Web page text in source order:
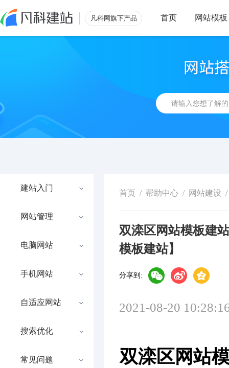
凡科网旗下产品 首页 网站模板
建站入门
网站管理
电脑网站
手机网站
自适应网站
搜索优化
常见问题
首页 / 帮助中心 / 网站建设 /
双滦区网站模板建
模板建站】
分享到:
2021-08-20
双滦区网站